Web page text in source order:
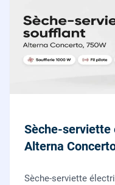
Sèche-
Alterna
Sèche-serviette